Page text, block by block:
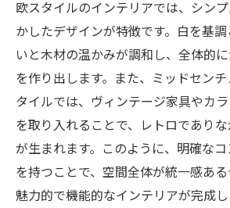
成功例に学ぶインテリア計
具体的な成功事例から得る
ョン
実例に見る成功のポイント
インテリア成功例を参考に
ョンアイデア
成功事例を元に自分の空間
方法
欧スタイルのインテリアでは、シン
かしたデザインが特徴です。白を基
いと木材の温かみが調和し、全体的
を作り出します。また、ミッドセン
タイルでは、ヴィンテージ家具やカ
を取り入れることで、レトロであり
が生まれます。このように、明確な
を持つことで、空間全体が統一感ある
魅力的で機能的なインテリアが完成